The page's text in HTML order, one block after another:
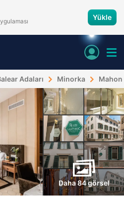
Yükle
Adaları Minorka Mahon
Daha 84 görsel